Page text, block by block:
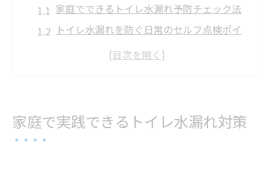
家庭でできるトイレ水漏れ予防チェック法
トイレ水漏れを防ぐ日常のセルフ点検ポイ
家庭内トイレ水漏れ対策のメンテナンス習
家庭で実践できるトイレ水漏れ対策